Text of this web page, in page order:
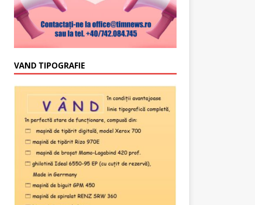
VAND TIPOGRAFIE